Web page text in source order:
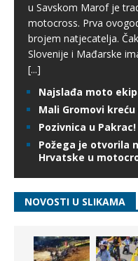
u Savskom Marof je
motocross. Prva
brojem natjecatelja.
Slovenije i Mađarske
[...]
Najslađa moto
Mali Gromovi
Pozivnica u Pakrac!
Požega je otvorila
Hrvatske u
NOVOSTI U SLIKAMA